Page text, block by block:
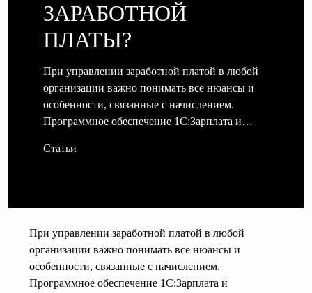
ЗАРАБОТНОЙ
ПЛАТЫ?
При управлении заработной платой в любой
организации важно понимать все нюансы и
особенности, связанные с начислением.
Программное обеспечение 1С:Зарплата и…
Статьи
При управлении заработной платой в любой
организации важно понимать все нюансы и
особенности, связанные с начислением.
Программное обеспечение 1С:Зарплата и